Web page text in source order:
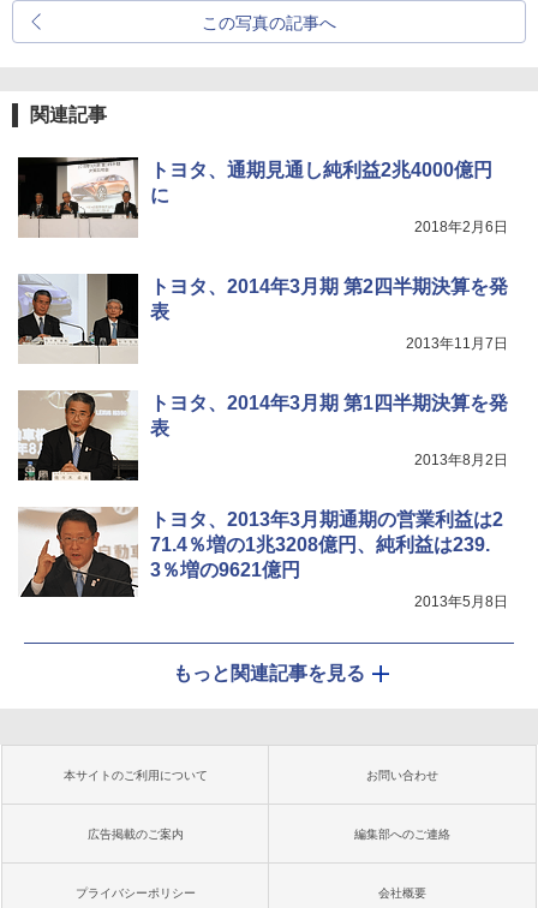
この写真の記事へ
関連記事
トヨタ、通期見通し純利益2兆4000億円
に
2018年2月6日
トヨタ、2014年3月期 第2四半期決算を発
表
2013年11月7日
トヨタ、2014年3月期 第1四半期決算を発
表
2013年8月2日
トヨタ、2013年3月期通期の営業利益は2
71.4％増の1兆3208億円、純利益は239.
3％増の9621億円
2013年5月8日
もっと関連記事を見る
本サイトのご利用について お問い合わせ
広告掲載のご案内 編集部へのご連絡
プライバシーポリシー 会社概要